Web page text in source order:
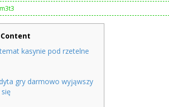
Content
kasynie pod rzetelne
gry darmowo wyjąwszy